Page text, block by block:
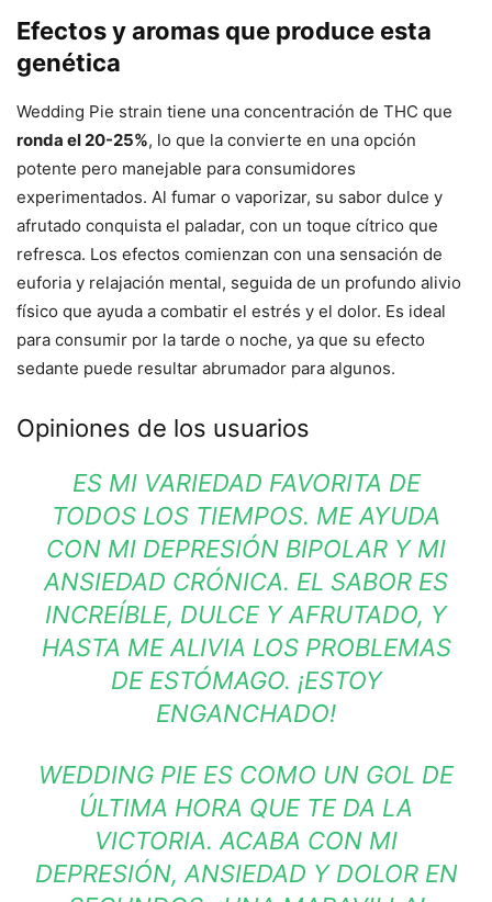
Efectos y aromas que produce esta
genética
Wedding Pie strain tiene una concentración de THC que
ronda el 20-25%, lo que la convierte en una opción
potente pero manejable para consumidores
experimentados. Al fumar o vaporizar, su sabor dulce y
afrutado conquista el paladar, con un toque cítrico que
refresca. Los efectos comienzan con una sensación de
euforia y relajación mental, seguida de un profundo alivio
físico que ayuda a combatir el estrés y el dolor. Es ideal
para consumir por la tarde o noche, ya que su efecto
sedante puede resultar abrumador para algunos.
Opiniones de los usuarios
ES MI VARIEDAD FAVORITA DE
TODOS LOS TIEMPOS. ME AYUDA
CON MI DEPRESIÓN BIPOLAR Y MI
ANSIEDAD CRÓNICA. EL SABOR ES
INCREÍBLE, DULCE Y AFRUTADO, Y
HASTA ME ALIVIA LOS PROBLEMAS
DE ESTÓMAGO. ¡ESTOY
ENGANCHADO!
WEDDING PIE ES COMO UN GOL DE
ÚLTIMA HORA QUE TE DA LA
VICTORIA. ACABA CON MI
DEPRESIÓN, ANSIEDAD Y DOLOR EN